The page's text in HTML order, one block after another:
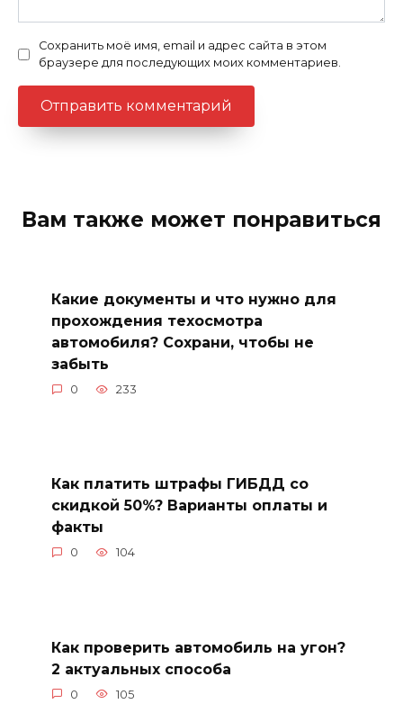
Сохранить моё имя, email и адрес сайта в этом
браузере для последующих моих комментариев.
Вам также может понравиться
Какие документы и что нужно для
прохождения техосмотра
автомобиля? Сохрани, чтобы не
забыть
0 233
Как платить штрафы ГИБДД со
скидкой 50%? Варианты оплаты и
факты
0 104
Как проверить автомобиль на угон?
2 актуальных способа
0 105